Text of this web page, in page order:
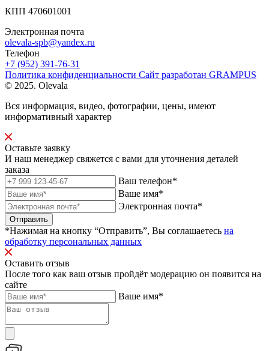
КПП 470601001
Электронная почта
olevala-spb@yandex.ru
Телефон
+7 (952) 391-76-31
Политика конфиденциальности Сайт разработан GRAMPUS
© 2025. Olevala
Вся информация, видео, фотографии, цены, имеют
информативный характер
Оставьте заявку
И наш менеджер свяжется с вами для уточнения деталей
заказа
Ваш телефон*
Ваше имя*
Электронная почта*
Отправить
*Нажимая на кнопку “Отправить”, Вы соглашаетесь на
обработку персональных данных
Оставить отзыв
После того как ваш отзыв пройдёт модерацию он появится на
сайте
Ваше имя*